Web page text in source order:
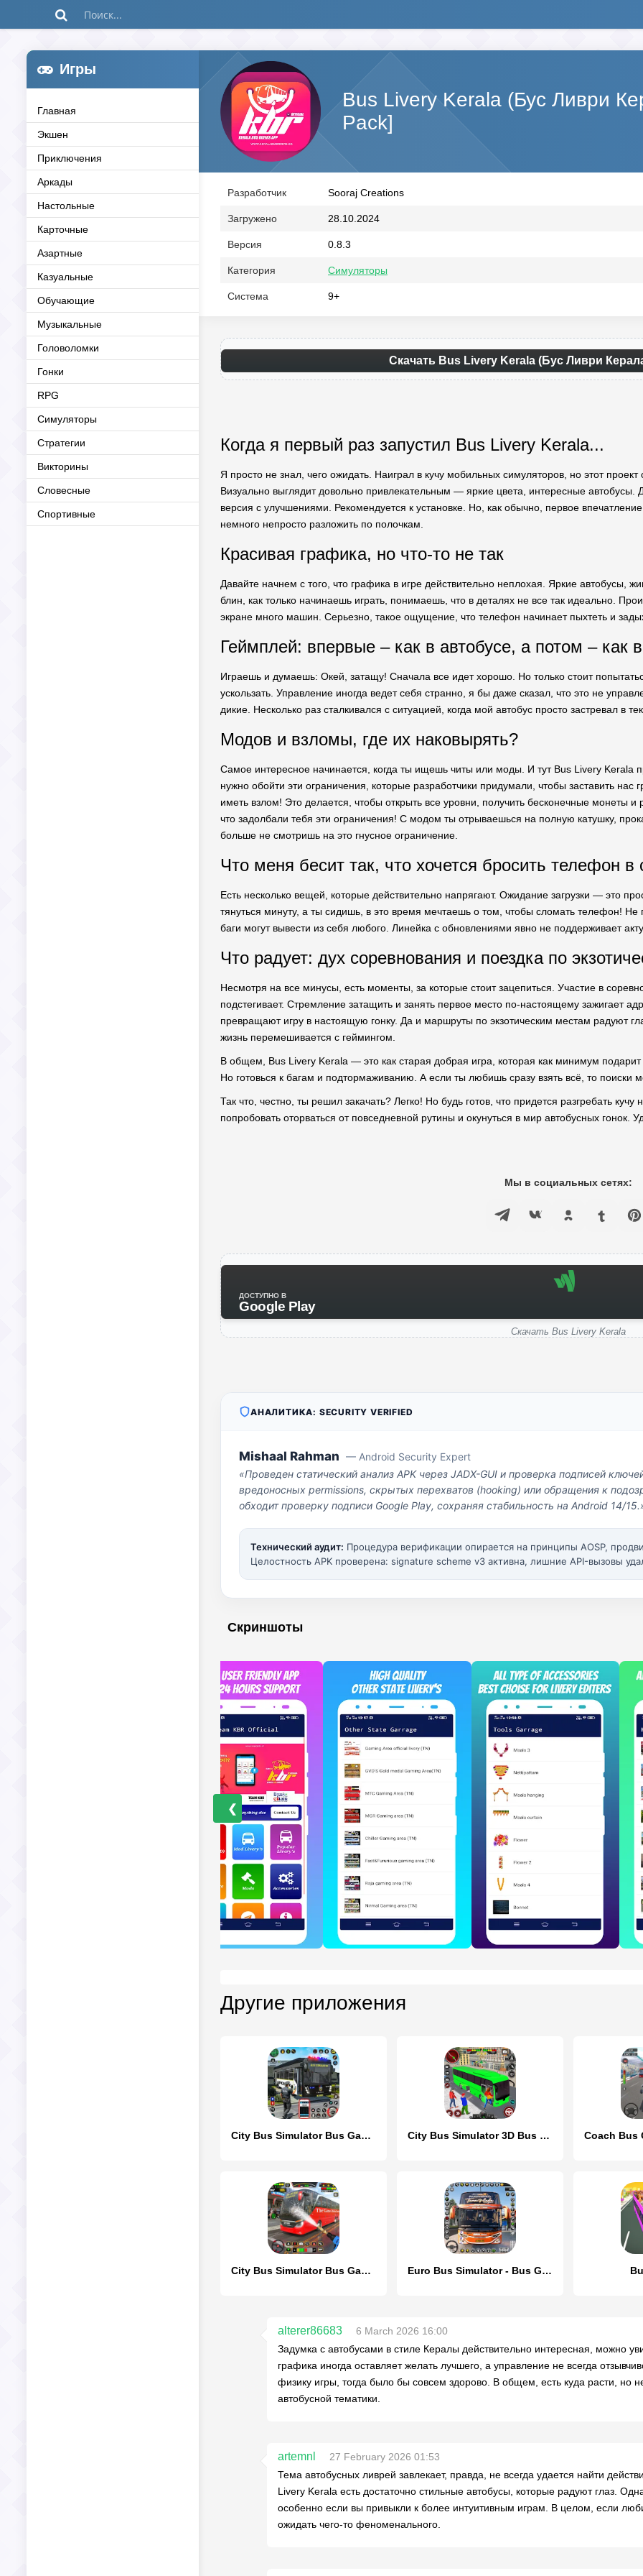
Игры
Главная
Экшен
Приключения
Аркады
Настольные
Карточные
Азартные
Казуальные
Обучающие
Музыкальные
Головоломки
Гонки
RPG
Симуляторы
Стратегии
Викторины
Словесные
Спортивные
Bus Livery Kerala (Бус Ливри
Pack]
Разработчик Sooraj Creations
Загружено 28.10.2024
Версия 0.8.3
Категория Симуляторы
Система 9+
Скачать Bus Livery Kerala (Бус Ливри
Когда я первый раз запустил Bus Livery Kerala...
Я просто не знал, чего ожидать. Наиграл в кучу мобильных симуляторов, но этот
Визуально выглядит довольно привлекательным — яркие цвета, интересные автобусы.
версия с улучшениями. Рекомендуется к установке. Но, как обычно, первое
немного непросто разложить по полочкам.
Красивая графика, но что-то не так
Давайте начнем с того, что графика в игре действительно неплохая. Яркие автобусы,
блин, как только начинаешь играть, понимаешь, что в деталях не все так идеально.
экране много машин. Серьезно, такое ощущение, что телефон начинает пыхтеть и
Геймплей: впервые – как в автобусе, а потом – как
Играешь и думаешь: Окей, затащу! Сначала все идет хорошо. Но только стоит
ускользать. Управление иногда ведет себя странно, я бы даже сказал, что это не
дикие. Несколько раз сталкивался с ситуацией, когда мой автобус просто застревал в
Модов и взломы, где их наковырять?
Самое интересное начинается, когда ты ищешь читы или моды. И тут Bus Livery Kerala
нужно обойти эти ограничения, которые разработчики придумали, чтобы заставить
иметь взлом! Это делается, чтобы открыть все уровни, получить бесконечные монеты
что задолбали тебя эти ограничения! С модом ты отрываешься на полную катушку,
больше не смотришь на это гнусное ограничение.
Что меня бесит так, что хочется бросить телефон в
Есть несколько вещей, которые действительно напрягают. Ожидание загрузки — это
тянуться минуту, а ты сидишь, в это время мечтаешь о том, чтобы сломать телефон! Не
баги могут вывести из себя любого. Линейка с обновлениями явно не поддерживает
Что радует: дух соревнования и поездка по
Несмотря на все минусы, есть моменты, за которые стоит зацепиться. Участие в
подстегивает. Стремление затащить и занять первое место по-настоящему зажигает
превращают игру в настоящую гонку. Да и маршруты по экзотическим местам радуют
жизнь перемешивается с геймингом.
В общем, Bus Livery Kerala — это как старая добрая игра, которая как минимум
Но готовься к багам и подтормаживанию. А если ты любишь сразу взять всё, то поиски
Так что, честно, ты решил закачать? Легко! Но будь готов, что придется разгребать
попробовать оторваться от повседневной рутины и окунуться в мир автобусных гонок.
Мы в социальных сетях:
ДОСТУПНО В
Google Play
Скачать Bus Livery Kerala
АНАЛИТИКА: SECURITY VERIFIED
Mishaal Rahman — Android Security Expert
«Проведен статический анализ APK через JADX-GUI и проверка подписей
вредоносных permissions, скрытых перехватов (hooking) или обращения к
обходит проверку подписи Google Play, сохраняя стабильность на Android 14/
Технический аудит: Процедура верификации опирается на принципы AOSP,
Целостность APK проверена: signature scheme v3 активна, лишние API-вызовы
Скриншоты
❮
Другие приложения
City Bus Simulator Bus Game 3D City Bus Simulator 3D Bus Game
City Bus Simulator Bus Games Euro Bus Simulator - Bus Games
alterer86683
6 March 2026 16:00
Задумка с автобусами в стиле Кералы действительно интересная, можно
графика иногда оставляет желать лучшего, а управление не всегда
физику игры, тогда было бы совсем здорово. В общем, есть куда расти, но
автобусной тематики.
artemnl
27 February 2026 01:53
Тема автобусных ливрей завлекает, правда, не всегда удается найти
Livery Kerala есть достаточно стильные автобусы, которые радуют глаз.
особенно если вы привыкли к более интуитивным играм. В целом, если
ожидать чего-то феноменального.